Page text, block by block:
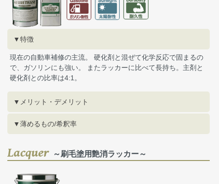
▼特徴
現在の自動車補修の主流。 硬化剤と混ぜて化学反応で固まるの
で、ガソリンにも強い。 またラッカーに比べて長持ち。主剤と
硬化剤との比率は4:1。
▼メリット・デメリット
▼薄めるもの/希釈率
Lacquer～刷毛塗用艶消ラッカー～